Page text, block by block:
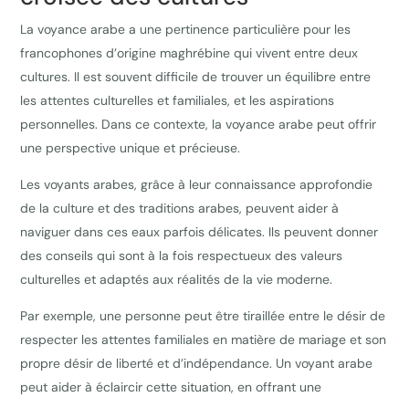
La voyance arabe a une pertinence particulière pour les
francophones d’origine maghrébine qui vivent entre deux
cultures. Il est souvent difficile de trouver un équilibre entre
les attentes culturelles et familiales, et les aspirations
personnelles. Dans ce contexte, la voyance arabe peut offrir
une perspective unique et précieuse.
Les voyants arabes, grâce à leur connaissance approfondie
de la culture et des traditions arabes, peuvent aider à
naviguer dans ces eaux parfois délicates. Ils peuvent donner
des conseils qui sont à la fois respectueux des valeurs
culturelles et adaptés aux réalités de la vie moderne.
Par exemple, une personne peut être tiraillée entre le désir de
respecter les attentes familiales en matière de mariage et son
propre désir de liberté et d’indépendance. Un voyant arabe
peut aider à éclaircir cette situation, en offrant une